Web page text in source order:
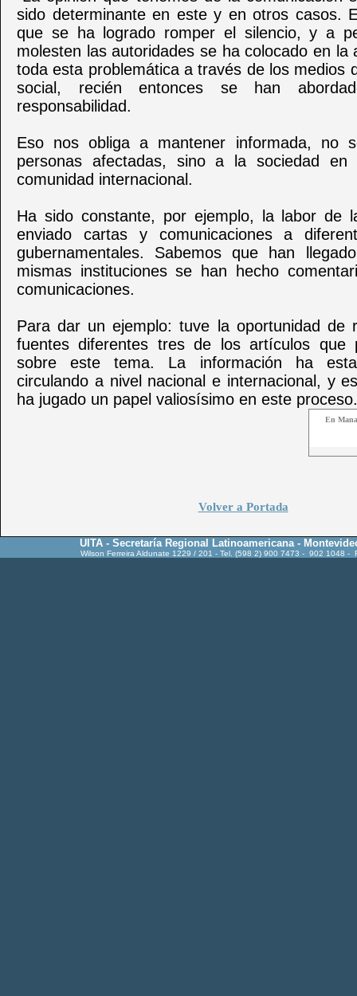
sido determinante en este y en otros casos.
que se ha logrado romper el silencio, y a
molesten las autoridades se ha colocado en la
toda esta problemática a través de los medios
social, recién entonces se han
responsabilidad.
Eso nos obliga a mantener informada, no
personas afectadas, sino a la sociedad
comunidad internacional.
Ha sido constante, por ejemplo, la labor de
enviado cartas y comunicaciones a
gubernamentales. Sabemos que han
mismas instituciones se han hecho
comunicaciones.
Para dar un ejemplo: tuve la oportunidad de
fuentes diferentes tres de los artículos que
sobre este tema. La información ha
circulando a nivel nacional e internacional, y
ha jugado un papel valiosísimo en este proceso.
En
Volver a Portada
UITA - Secretaría Regional Latinoamericana -
Wilson Ferreira Aldunate 1229 / 201 - Tel. (598 2) 900 7473 - 902 1048 -